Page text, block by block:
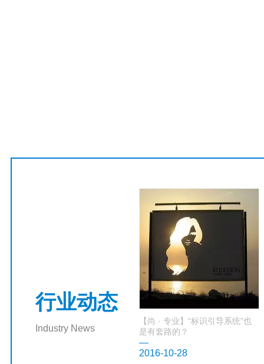
行业动态
Industry News
【尚 · 专业】“标识引导系统”也
是有套路的？
—
2016-10-28